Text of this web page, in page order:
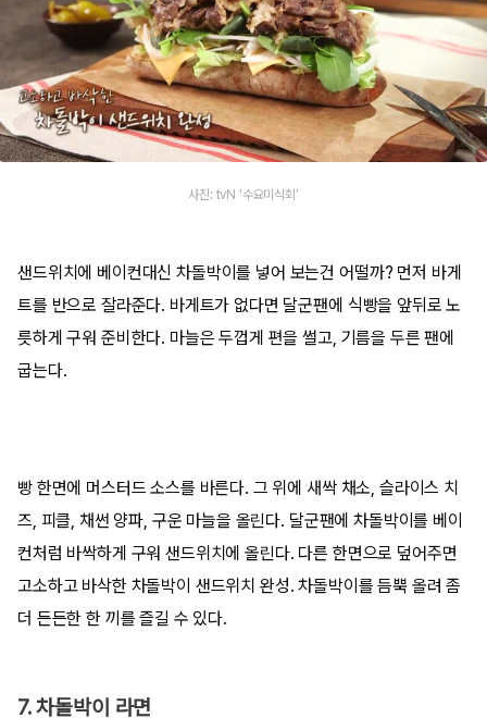
사진: tvN '수요미식회'
샌드위치에 베이컨대신 차돌박이를 넣어 보는건 어떨까? 먼저 바게
트를 반으로 잘라준다. 바게트가 없다면 달군팬에 식빵을 앞뒤로 노
릇하게 구워 준비한다. 마늘은 두껍게 편을 썰고, 기름을 두른 팬에
굽는다.
빵 한면에 머스터드 소스를 바른다. 그 위에 새싹 채소, 슬라이스 치
즈, 피클, 채썬 양파, 구운 마늘을 올린다. 달군팬에 차돌박이를 베이
컨처럼 바싹하게 구워 샌드위치에 올린다. 다른 한면으로 덮어주면
고소하고 바삭한 차돌박이 샌드위치 완성. 차돌박이를 듬뿍 올려 좀
더 든든한 한 끼를 즐길 수 있다.
7. 차돌박이 라면